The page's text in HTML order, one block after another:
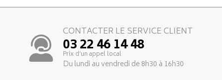
CONTACTER LE SERVICE CLIENT
03 22 46 14 48
Prix d’un appel local
Du lundi au vendredi de 8h30 à 16h30